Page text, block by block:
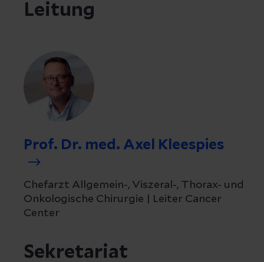
Leitung
Prof. Dr. med. Axel Kleespies
Chefarzt Allgemein-, Viszeral-, Thorax- und
Onkologische Chirurgie | Leiter Cancer
Center
Sekretariat